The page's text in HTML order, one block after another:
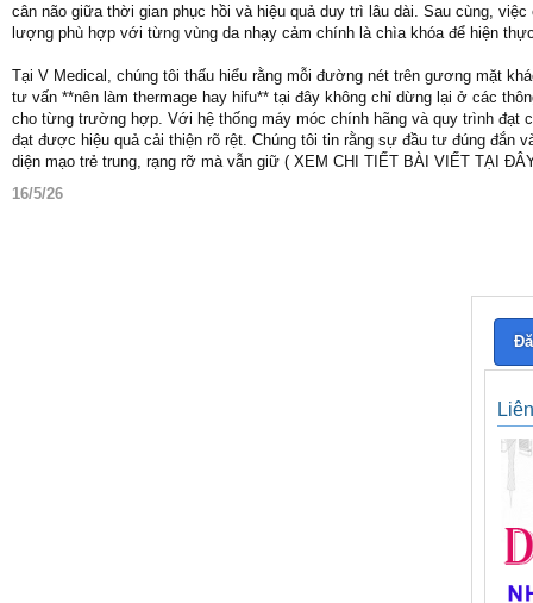
cân não giữa thời gian phục hồi và hiệu quả duy trì lâu dài. Sau cùng,
lượng phù hợp với từng vùng da nhạy cảm chính là chìa khóa để hiện
Tại V Medical, chúng tôi thấu hiểu rằng mỗi đường nét trên gương mặt
tư vấn **nên làm thermage hay hifu** tại đây không chỉ dừng lại ở các
cho từng trường hợp. Với hệ thống máy móc chính hãng và quy trình đạt
đạt được hiệu quả cải thiện rõ rệt. Chúng tôi tin rằng sự đầu tư đúng
diện mạo trẻ trung, rạng rỡ mà vẫn giữ ( XEM CHI TIẾT BÀI VIẾT TẠI
16/5/26